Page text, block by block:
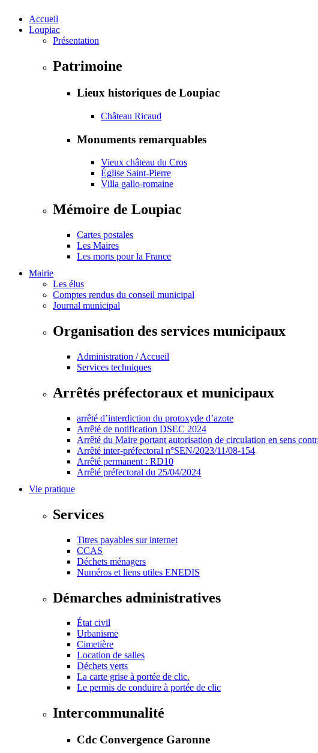
Accueil
Loupiac
Présentation
Patrimoine
Lieux historiques de Loupiac
Château Ricaud
Monuments remarquables
Vieux château du Cros
Église Saint-Pierre
Villa gallo-romaine
Mémoire de Loupiac
Cartes postales
Les Maires
Les morts pour la France
Mairie
Les élus
Comptes rendus du conseil municipal
Journal municipal
Organisation des services municipaux
Administration / Accueil
Services techniques
Arrêtés préfectoraux et municipaux
arrêté d’interdiction du protoxyde d’azote
Arrêté de notification DSEC 2024
Arrêté du Maire portant autorisation de circulation en sens
Arrêté inter-préfectoral n°SEN/2023/11/08-154
Arrêté permanent : RD10
Arrêté préfectoral du 25/04/2024
Vie pratique
Services
Titres payables sur internet
CCAS
Déchets ménagers
Numéros et liens utiles ENEDIS
Démarches administratives
État civil
Urbanisme
Cimetière
Location de salles
Déchets verts
La carte grise à portée de clic.
Le permis de conduire à portée de clic
Intercommunalité
Cdc Convergence Garonne